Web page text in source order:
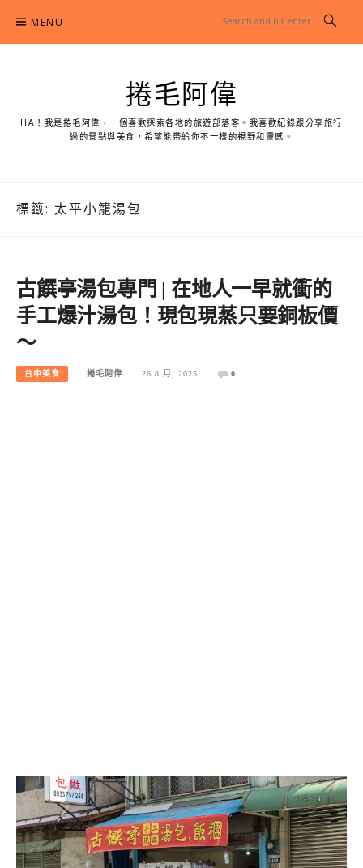
content
MENU
捲毛阿偉
HA！我是捲毛阿偉，一個喜歡探索各地的旅遊部落客。我喜歡紀錄跟分享旅行
過的景點與美食，希望能帶給你不一樣的視野和靈感。
標籤: 太平小籠湯包
古饌亭湯包專門 | 在地人一早就衝的
手工爆汁湯包！現包現蒸只要銅板價
～
台中美食 捲毛阿偉 26 8 月, 2025 0